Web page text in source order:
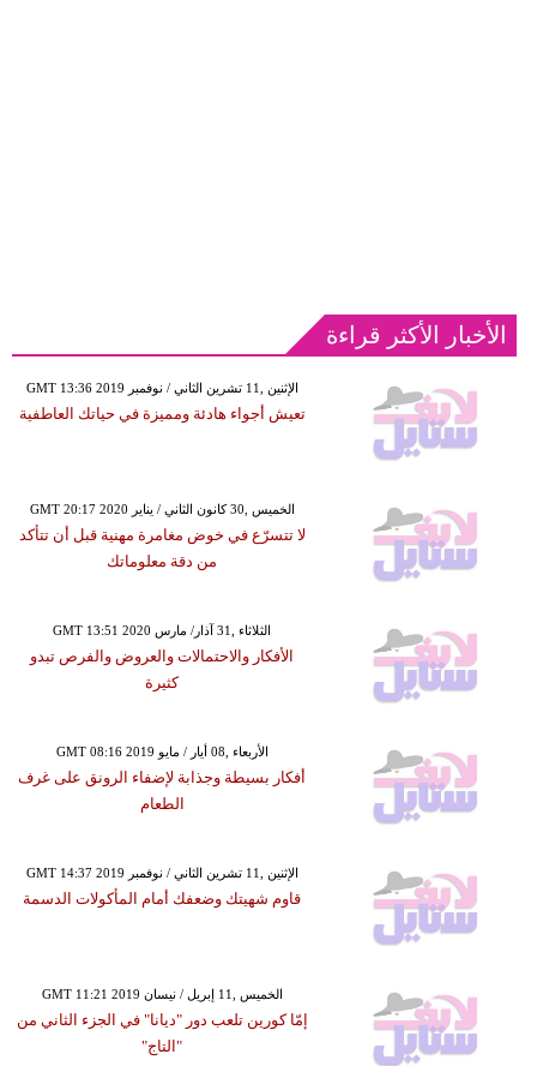
الأخبار الأكثر قراءة
GMT 13:36 2019 الإثنين ,11 تشرين الثاني / نوفمبر
تعيش أجواء هادئة ومميزة في حياتك العاطفية
GMT 20:17 2020 الخميس ,30 كانون الثاني / يناير
لا تتسرّع في خوض مغامرة مهنية قبل أن تتأكد
من دقة معلوماتك
GMT 13:51 2020 الثلاثاء ,31 آذار/ مارس
الأفكار والاحتمالات والعروض والفرص تبدو
كثيرة
GMT 08:16 2019 الأربعاء ,08 أيار / مايو
أفكار بسيطة وجذابة لإضفاء الرونق على غرف
الطعام
GMT 14:37 2019 الإثنين ,11 تشرين الثاني / نوفمبر
قاوم شهيتك وضعفك أمام المأكولات الدسمة
GMT 11:21 2019 الخميس ,11 إبريل / نيسان
إمّا كورين تلعب دور "ديانا" في الجزء الثاني من
"التاج"